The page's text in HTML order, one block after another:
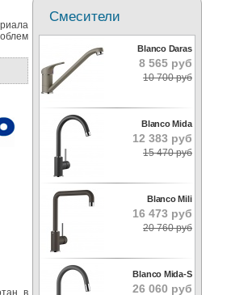
в
Смесители
Blanco Daras
8 565 руб
10 700 руб
Blanco Mida
12 383 руб
15 470 руб
Blanco Mili
16 473 руб
20 760 руб
Blanco Mida-S
26 060 руб